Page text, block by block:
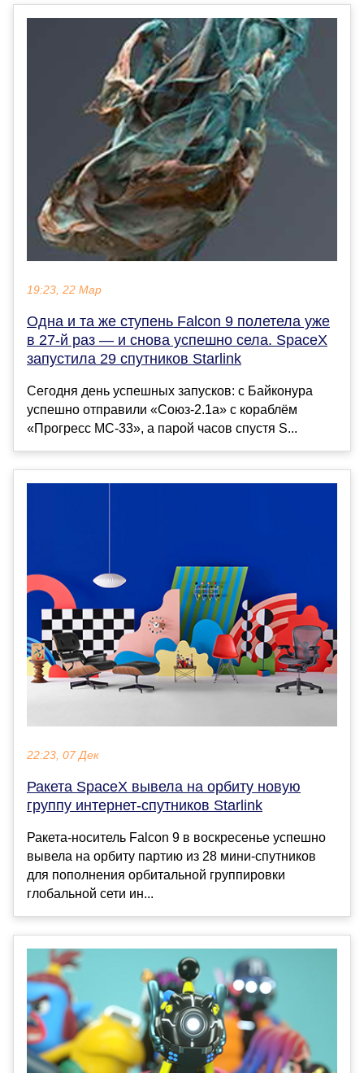
19:23, 22 Мар
Одна и та же ступень Falcon 9 полетела уже
в 27-й раз — и снова успешно села. SpaceX
запустила 29 спутников Starlink
Сегодня день успешных запусков: с Байконура
успешно отправили «Союз-2.1а» с кораблём
«Прогресс МС-33», а парой часов спустя S...
22:23, 07 Дек
Ракета SpaceX вывела на орбиту новую
группу интернет-спутников Starlink
Ракета-носитель Falcon 9 в воскресенье успешно
вывела на орбиту партию из 28 мини-спутников
для пополнения орбитальной группировки
глобальной сети ин...